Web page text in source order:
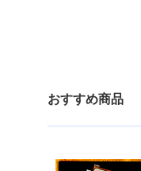
おすすめ商品